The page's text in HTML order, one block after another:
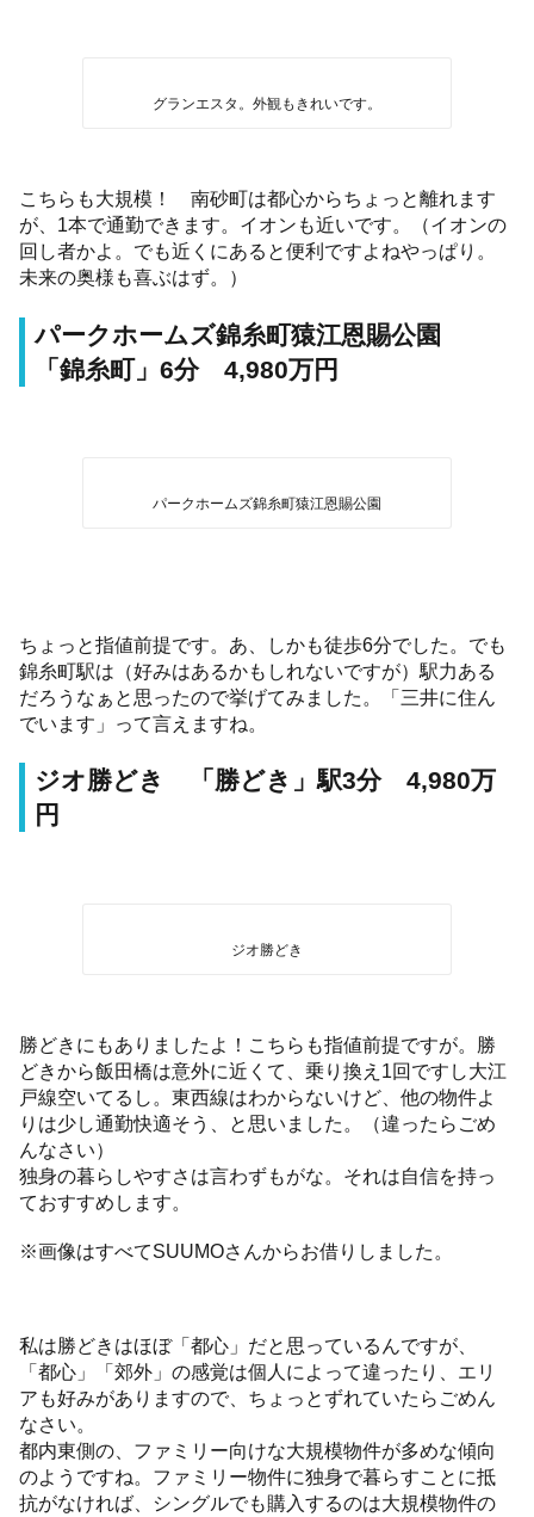
グランエスタ。外観もきれいです。
こちらも大規模！ 南砂町は都心からちょっと離れます
が、1本で通勤できます。イオンも近いです。（イオンの
回し者かよ。でも近くにあると便利ですよねやっぱり。
未来の奥様も喜ぶはず。）
パークホームズ錦糸町猿江恩賜公園
「錦糸町」6分 4,980万円
パークホームズ錦糸町猿江恩賜公園
ちょっと指値前提です。あ、しかも徒歩6分でした。でも
錦糸町駅は（好みはあるかもしれないですが）駅力ある
だろうなぁと思ったので挙げてみました。「三井に住ん
でいます」って言えますね。
ジオ勝どき 「勝どき」駅3分 4,980万
円
ジオ勝どき
勝どきにもありましたよ！こちらも指値前提ですが。勝
どきから飯田橋は意外に近くて、乗り換え1回ですし大江
戸線空いてるし。東西線はわからないけど、他の物件よ
りは少し通勤快適そう、と思いました。（違ったらごめ
んなさい）
独身の暮らしやすさは言わずもがな。それは自信を持っ
ておすすめします。
※画像はすべてSUUMOさんからお借りしました。
私は勝どきはほぼ「都心」だと思っているんですが、
「都心」「郊外」の感覚は個人によって違ったり、エリ
アも好みがありますので、ちょっとずれていたらごめん
なさい。
都内東側の、ファミリー向けな大規模物件が多めな傾向
のようですね。ファミリー物件に独身で暮らすことに抵
抗がなければ、シングルでも購入するのは大規模物件の